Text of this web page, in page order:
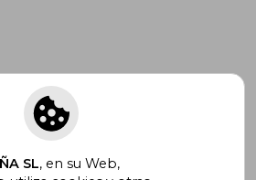
para recibir ofertas y
promociones
SL, en su Web,